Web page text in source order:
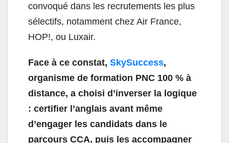
convoqué dans les recrutements les plus
sélectifs, notamment chez Air France,
HOP!, ou Luxair.
Face à ce constat, SkySuccess,
organisme de formation PNC 100 % à
distance, a choisi d’inverser la logique
: certifier l’anglais avant même
d’engager les candidats dans le
parcours CCA, puis les accompagner